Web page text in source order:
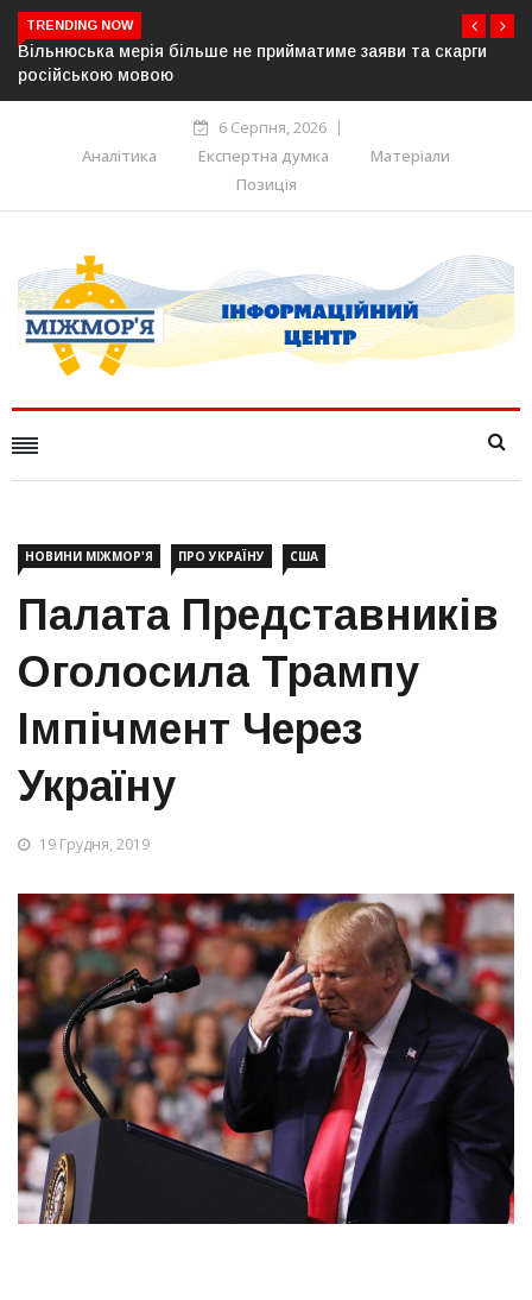
TRENDING NOW
В Угорщині можуть обрати нового президента вже 11
серпня — фракція «Тиси»
6 Серпня, 2026
Аналітика
Експертна думка
Матеріали
Позиція
НОВИНИ МІЖМОР'Я ПРО УКРАЇНУ США
Палата Представників
Оголосила Трампу
Імпічмент Через
Україну
19 Грудня, 2019